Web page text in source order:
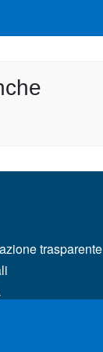
trasparente